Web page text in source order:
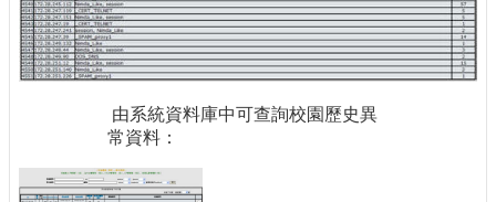
由系統資料庫中可查詢校園歷史異
常資料：